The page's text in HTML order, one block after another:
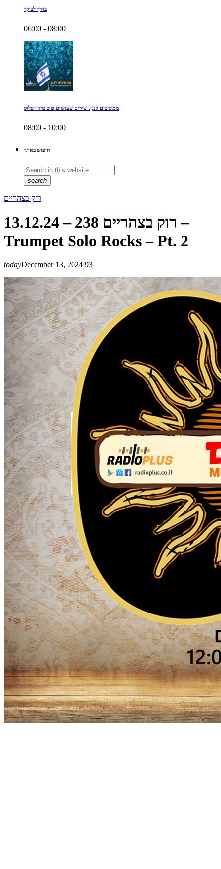
בדרך לבוקר
06:00 - 08:00
ממשיכים לנגן. שירים שעושים טוב ברדיו פלוס
08:00 - 10:00
חיפוש באתר
search
רוק בצהריים
רוק בצהריים 238 – 13.12.24 –
Trumpet Solo Rocks – Pt. 2
todayDecember 13, 2024 93